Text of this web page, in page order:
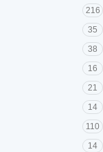
216
35
38
16
21
14
110
14